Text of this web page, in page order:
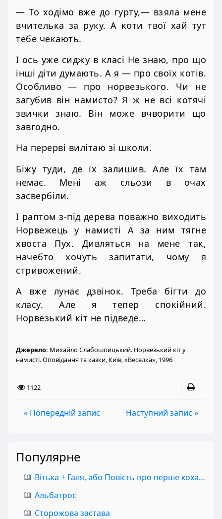
— То ходімо вже до гурту,— взяла мене
вчителька за руку. А коти твої хай тут
тебе чекають.
І ось уже сиджу в класі Не знаю, про що
інші діти думають. А я — про своїх котів.
Особливо — про норвезького. Чи не
загубив він намисто? Я ж не всі котячі
звички знаю. Він може вчворити що
завгодно.
На перерві вилітаю зі школи.
Біжу туди, де їх залишив. Але їх там
немає. Мені аж сльози в очах
засвербіли.
І раптом з-під дерева поважно виходить
Норвежець у намисті А за ним тягне
хвоста Пух. Дивляться на мене так,
начебто хочуть запитати, чому я
стривожений.
А вже лунає дзвінок. Треба бігти до
класу. Але я тепер спокійний.
Норвезький кіт не підведе…
Джерело: Михайло Слабошпицький. Норвезький кіт у
намисті. Оповідання та казки, Київ, «Веселка», 1996
1122
« Попередній запис Наступний запис »
Популярне
Вітька + Галя, або Повість про перше кохання
Альбатрос
Сторожова застава